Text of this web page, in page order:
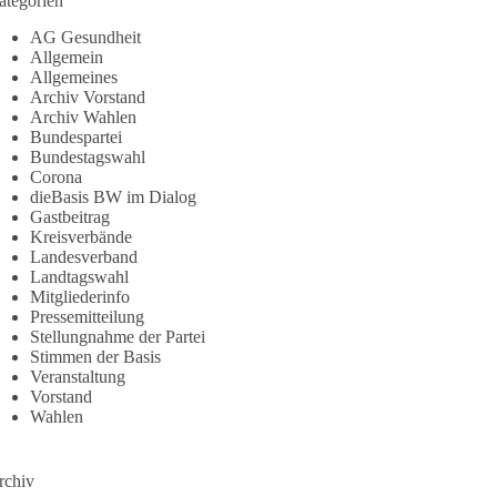
AG Gesundheit
Allgemein
Allgemeines
Archiv Vorstand
Archiv Wahlen
Bundespartei
Bundestagswahl
Corona
dieBasis BW im Dialog
Gastbeitrag
Kreisverbände
Landesverband
Landtagswahl
Mitgliederinfo
Pressemitteilung
Stellungnahme der Partei
Stimmen der Basis
Veranstaltung
Vorstand
Wahlen